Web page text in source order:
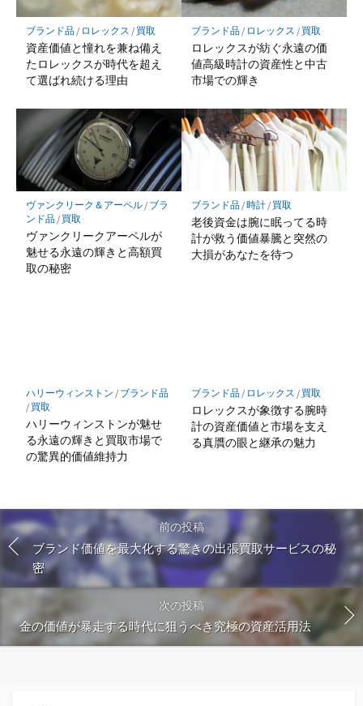
ブランド品/ ロレックス / 買取
資産価値と憧れを兼ね備え
たロレックスが時代を超え
て選ばれ続ける理由
ブランド品/ ロレックス / 買取
ロレックスが紡ぐ永遠の価
値高級時計の資産性と中古
市場での輝き
ヴァンクリーク＆アーペル/ ブラ
ンド品/ 買取
ヴァンクリークアーペルが
魅せる永遠の輝きと高額買
取の秘密
ブランド品/時計/ 買取
老後資金は腕に眠ってる時
計が救う価値暴騰と突然の
大損があなたを待つ
ハリーウィンストン / ブランド品
/ 買取
ハリーウィンストンが魅せ
る永遠の輝きと買取市場で
の驚異的価値維持力
ブランド品/ ロレックス / 買取
ロレックスが象徴する腕時
計の資産価値と市場を支え
る真贋の眼と継承の魅力
前の投稿
ブランド価値を最大化する驚きの出張買取サービスの秘
密
次の投稿
金の価値が暴走する時代に狙うべき究極の資産活用法